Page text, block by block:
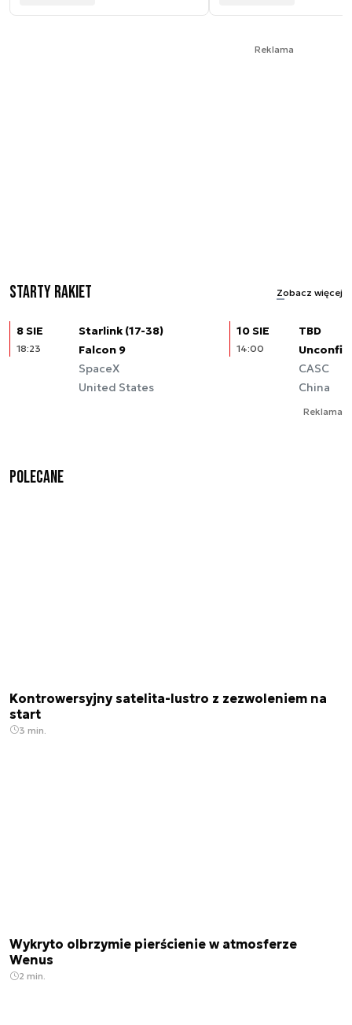
Reklama
Starty rakiet Zobacz więcej
8 SIE
18:23
Starlink (17-38)
Falcon 9
SpaceX
United States
10 SIE
14:00
TBD
CASC
China
Reklama
Polecane
Kontrowersyjny satelita-lustro z zezwoleniem na
start
3 min.
Wykryto olbrzymie pierścienie w atmosferze
Wenus
2 min.